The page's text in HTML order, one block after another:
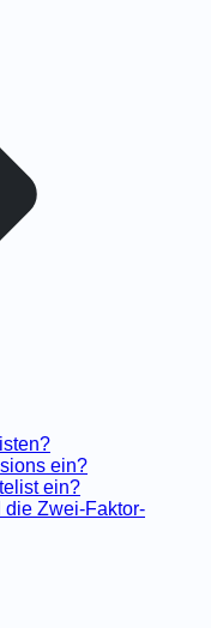
ein?
ein?
die Zwei-Faktor-